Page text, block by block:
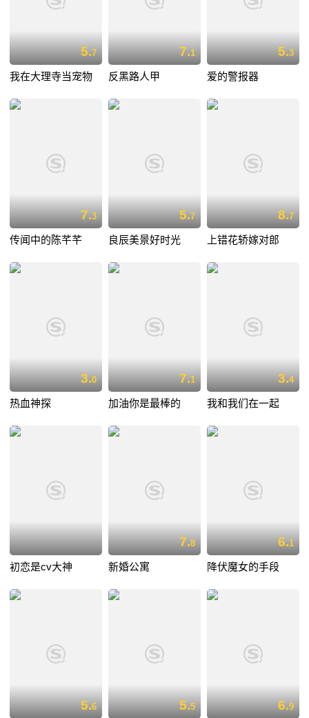
5.7
我在大理寺当宠物
7.1
反黑路人甲
5.3
爱的警报器
7.3
传闻中的陈芊芊
5.7
良辰美景好时光
8.7
上错花轿嫁对郎
3.0
热血神探
7.1
加油你是最棒的
3.4
我和我们在一起
初恋是cv大神
7.8
新婚公寓
6.1
降伏魔女的手段
5.6 5.5 6.9